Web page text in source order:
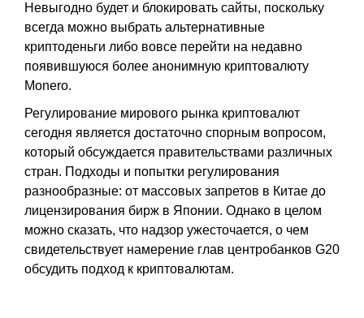
Невыгодно будет и блокировать сайты, поскольку
всегда можно выбрать альтернативные
криптоденьги либо вовсе перейти на недавно
появившуюся более анонимную криптовалюту
Monero.
Регулирование мирового рынка криптовалют
сегодня является достаточно спорным вопросом,
который обсуждается правительствами различных
стран. Подходы и попытки регулирования
разнообразные: от массовых запретов в Китае до
лицензирования бирж в Японии. Однако в целом
можно сказать, что надзор ужесточается, о чем
свидетельствует намерение глав центробанков G20
обсудить подход к криптовалютам.